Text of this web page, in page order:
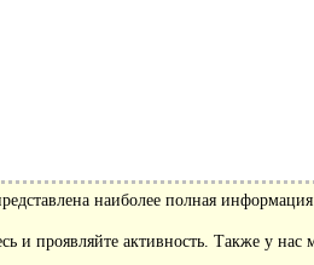
наиболее полная
и проявляйте активность. Также у нас